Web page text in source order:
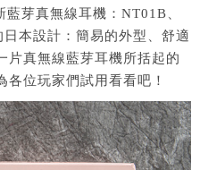
芽真無線耳機：NT01B、
本設計：簡易的外型、舒適
片真無線藍芽耳機所括起的
位玩家們試用看看吧！